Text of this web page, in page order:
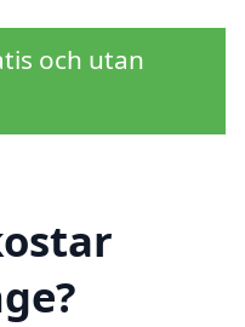
och utan